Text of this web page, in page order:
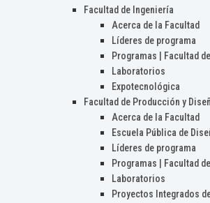
Facultad de Ingeniería
Acerca de la Facultad
Líderes de programa
Programas | Facultad
Laboratorios
Expotecnológica
Facultad de Producción y
Acerca de la Facultad
Escuela Pública de
Líderes de programa
Programas | Facultad
Laboratorios
Proyectos Integrados